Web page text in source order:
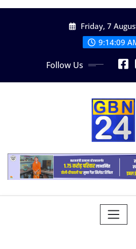
Friday, 7
9:14:11
Follow Us